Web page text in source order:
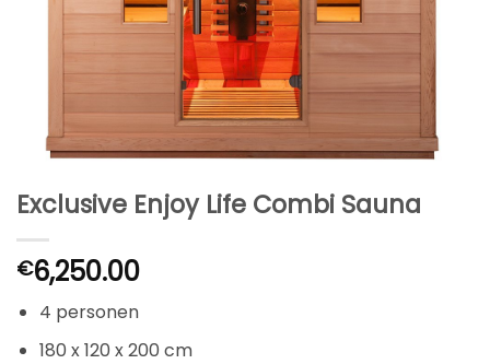
Exclusive Enjoy Life Combi Sauna
€6,250.00
4 personen
180 x 120 x 200 cm